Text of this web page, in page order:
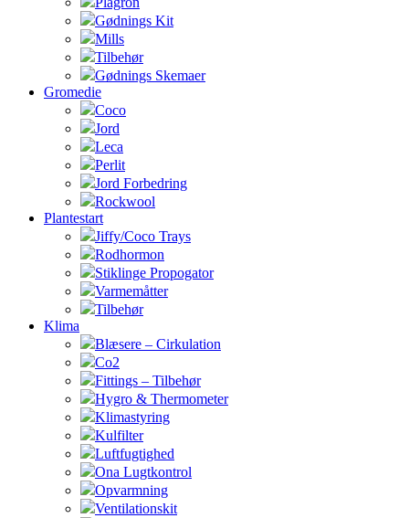
Gødnings Kit
Mills
Tilbehør
Gødnings Skemaer
Gromedie
Coco
Jord
Leca
Perlit
Jord Forbedring
Rockwool
Plantestart
Jiffy/Coco Trays
Rodhormon
Stiklinge Propogator
Varmemåtter
Tilbehør
Klima
Blæsere – Cirkulation
Co2
Fittings – Tilbehør
Hygro & Thermometer
Klimastyring
Kulfilter
Luftfugtighed
Ona Lugtkontrol
Opvarmning
Ventilationskit